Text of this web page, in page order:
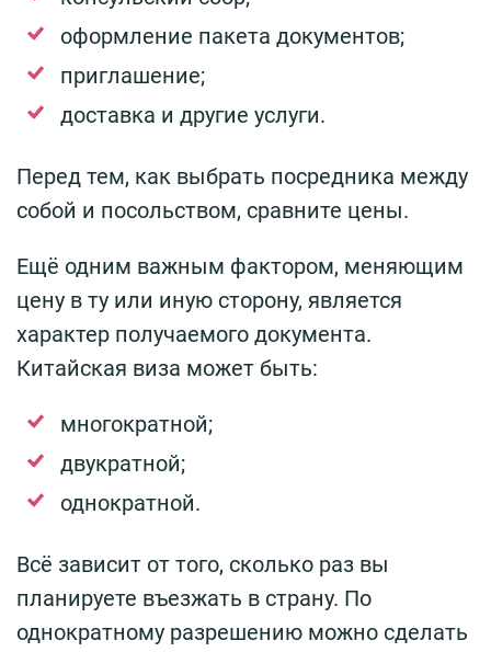
оформление пакета документов;
приглашение;
доставка и другие услуги.
Перед тем, как выбрать посредника между
собой и посольством, сравните цены.
Ещё одним важным фактором, меняющим
цену в ту или иную сторону, является
характер получаемого документа.
Китайская виза может быть:
многократной;
двукратной;
однократной.
Всё зависит от того, сколько раз вы
планируете въезжать в страну. По
однократному разрешению можно сделать